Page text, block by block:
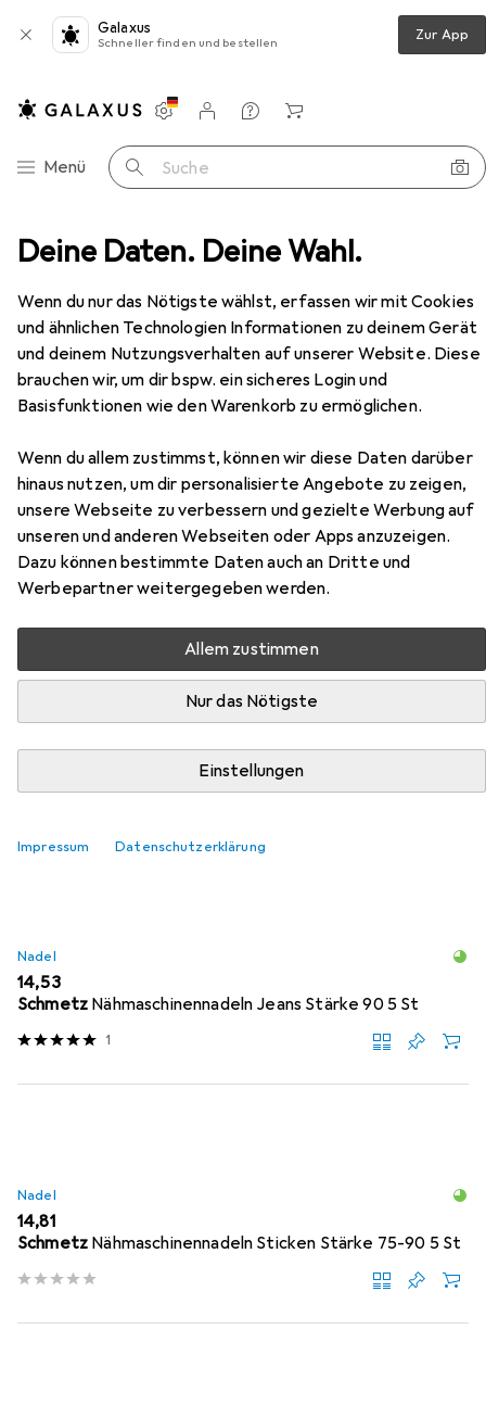
Deine Daten. Deine Wahl.
Wenn du nur das Nötigste wählst, erfassen wir mit Cookies
und ähnlichen Technologien Informationen zu deinem Gerät
und deinem Nutzungsverhalten auf unserer Website. Diese
brauchen wir, um dir bspw. ein sicheres Login und
Basisfunktionen wie den Warenkorb zu ermöglichen.
Wenn du allem zustimmst, können wir diese Daten darüber
hinaus nutzen, um dir personalisierte Angebote zu zeigen,
unsere Webseite zu verbessern und gezielte Werbung auf
unseren und anderen Webseiten oder Apps anzuzeigen.
Dazu können bestimmte Daten auch an Dritte und
Werbepartner weitergegeben werden.
Allem zustimmen
Nur das Nötigste
Einstellungen
Impressum Datenschutzerklärung
Galaxus
Schneller finden und bestellen Zur App
Navigation nach Kategorien
Menü Suche
Einstellungen
Kundenkonto
Vergleichslisten
Merklisten
Warenkorb
Handarbeit Nähmaschine Janome 1522LG
EUR
289,–
Janome 1522LG
Zubehör für Janome 1522LG
Hier findest du passendes Zubehör zum Produkt Janome
1522LG aus der Kategorie Nadel.
Relevanz
Nadel
Best-of Nähmaschinennadeln, 3-er Sortiment
Nadel
EUR
14,53
Schmetz Nähmaschinennadeln Jeans Stärke 90 5 St
1
Nadel
EUR
14,81
Schmetz Nähmaschinennadeln Sticken Stärke 75-90 5 St